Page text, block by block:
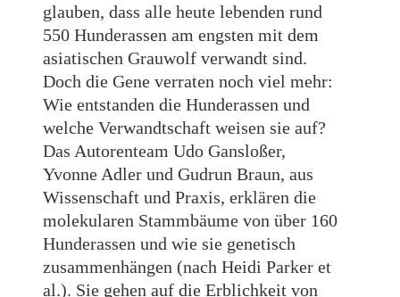
glauben, dass alle heute lebenden rund
550 Hunderassen am engsten mit dem
asiatischen Grauwolf verwandt sind.
Doch die Gene verraten noch viel mehr:
Wie entstanden die Hunderassen und
welche Verwandtschaft weisen sie auf?
Das Autorenteam Udo Gansloßer,
Yvonne Adler und Gudrun Braun, aus
Wissenschaft und Praxis, erklären die
molekularen Stammbäume von über 160
Hunderassen und wie sie genetisch
zusammenhängen (nach Heidi Parker et
al.). Sie gehen auf die Erblichkeit von